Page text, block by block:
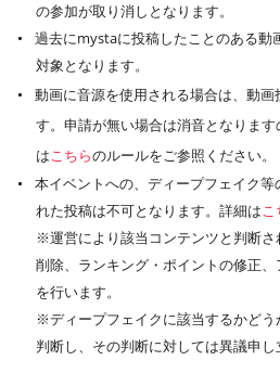
の参加が取り消しとなります。
過去にmystaに投稿したことのある動
対象となります。
動画に音源を使用される場合は、動
す。申請が無い場合は消音となりま
はこちらのルールをご参照ください。
本イベントへの、ディープフェイク
れた投稿は不可となります。詳細はこ
※運営により該当コンテンツと判断
削除、ランキング・ポイントの修正
を行います。
※ディープフェイクに該当するかど
判断し、その判断に対しては異議申し